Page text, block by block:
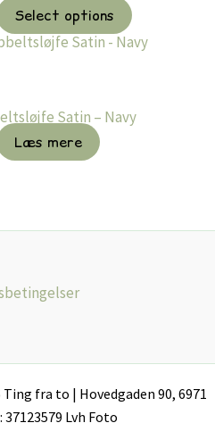
Select options
Satin – Navy
Læs mere
fra to | Hovedgaden 90, 6971
37123579 Lvh Foto